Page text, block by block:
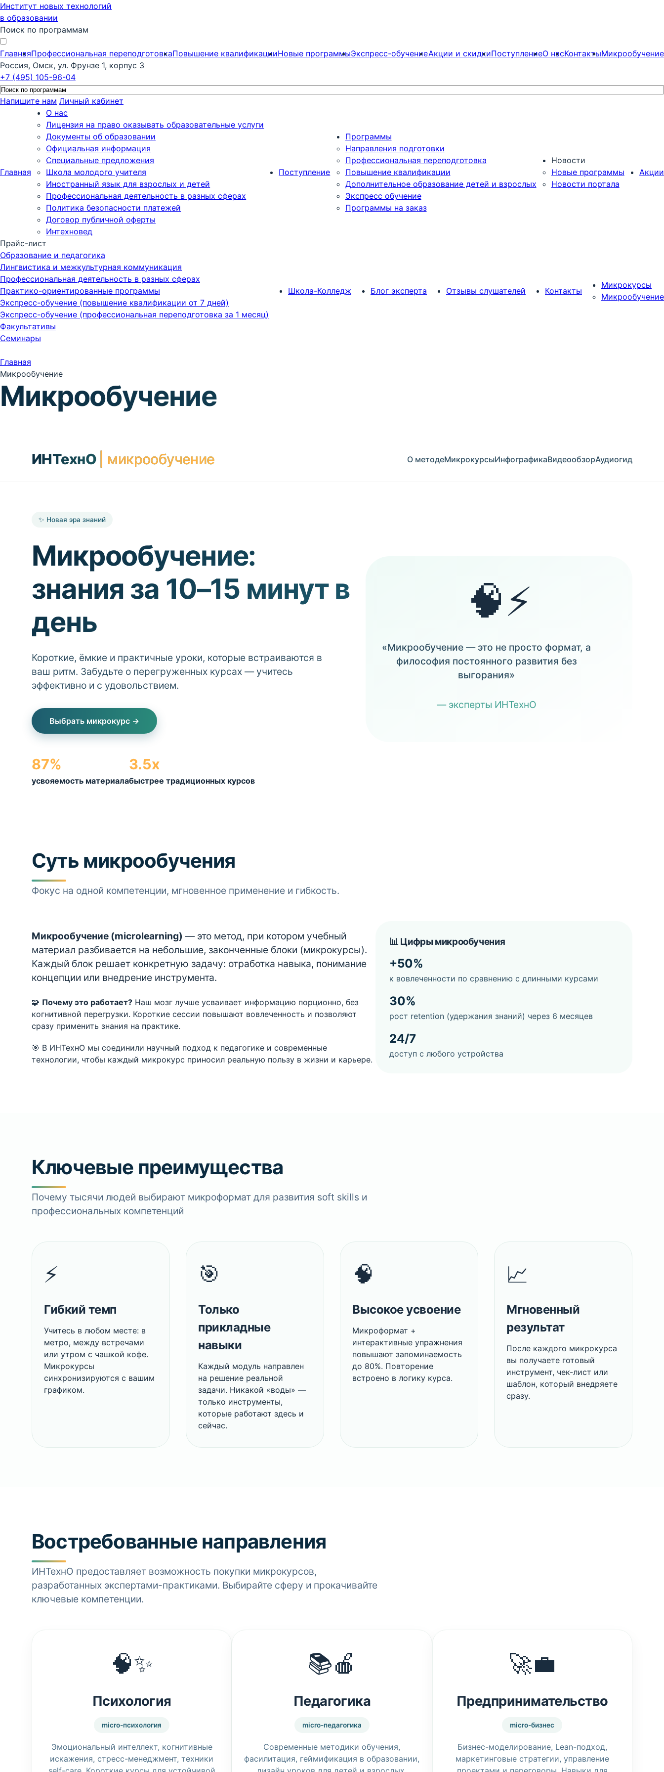
Институт новых технологий
в образовании
Поиск по программам
ГлавнаяПрофессиональная переподготовкаПовышение квалификацииНовые программыЭкспресс-обучениеАкции и скидкиПоступлениеО насКонтактыМикрообучение
Россия, Омск, ул. Фрунзе 1, корпус 3
+7 (495) 105-96-04
Напишите нам Личный кабинет
Главная
О нас
Лицензия на право оказывать образовательные услуги
Документы об образовании
Официальная информация
Специальные предложения
Школа молодого учителя
Иностранный язык для взрослых и детей
Профессиональная деятельность в разных сферах
Политика безопасности платежей
Договор публичной оферты
Интехновед
Поступление
Программы
Направления подготовки
Профессиональная переподготовка
Повышение квалификации
Дополнительное образование детей и взрослых
Экспресс обучение
Программы на заказ
Новости
Новые программы
Новости портала
Акции
Прайс-лист
Образование и педагогика
Лингвистика и межкультурная коммуникация
Профессиональная деятельность в разных сферах
Практико-ориентированные программы
Экспресс-обучение (повышение квалификации от 7 дней)
Экспресс-обучение (профессиональная переподготовка за 1 месяц)
Факультативы
Семинары
Школа-Колледж Блог эксперта Отзывы слушателей Контакты
Микрокурсы
Микрообучение
Главная
Микрообучение
Микрообучение
ИНТехнО | микрообучение О методеМикрокурсыИнфографикаВидеообзорАудиогид
✨ Новая эра знаний
Микрообучение:
знания за 10–15 минут в
день
Короткие, ёмкие и практичные уроки, которые встраиваются в
ваш ритм. Забудьте о перегруженных курсах — учитесь
эффективно и с удовольствием.
Выбрать микрокурс →
87%
усвояемость материала
3.5x
быстрее традиционных курсов
🧠⚡
«Микрообучение — это не просто формат, а
философия постоянного развития без
выгорания»
— эксперты ИНТехнО
Суть микрообучения
Фокус на одной компетенции, мгновенное применение и гибкость.
Микрообучение (microlearning) — это метод, при котором учебный
материал разбивается на небольшие, законченные блоки (микрокурсы).
Каждый блок решает конкретную задачу: отработка навыка, понимание
концепции или внедрение инструмента.
🧩 Почему это работает? Наш мозг лучше усваивает информацию порционно, без
когнитивной перегрузки. Короткие сессии повышают вовлеченность и позволяют
сразу применить знания на практике.
🎯 В ИНТехнО мы соединили научный подход к педагогике и современные
технологии, чтобы каждый микрокурс приносил реальную пользу в жизни и карьере.
📊 Цифры микрообучения
+50%
к вовлеченности по сравнению с длинными курсами
30%
рост retention (удержания знаний) через 6 месяцев
24/7
доступ с любого устройства
Ключевые преимущества
Почему тысячи людей выбирают микроформат для развития soft skills и
профессиональных компетенций
⚡
Гибкий темп
Учитесь в любом месте: в
метро, между встречами
или утром с чашкой кофе.
Микрокурсы
синхронизируются с вашим
графиком.
🎯
Только
прикладные
навыки
Каждый модуль направлен
на решение реальной
задачи. Никакой «воды» —
только инструменты,
которые работают здесь и
сейчас.
🧠
Высокое усвоение
Микроформат +
интерактивные упражнения
повышают запоминаемость
до 80%. Повторение
встроено в логику курса.
📈
Мгновенный
результат
После каждого микрокурса
вы получаете готовый
инструмент, чек-лист или
шаблон, который внедряете
сразу.
Вострeбованные направления
ИНТехнО предоставляет возможность покупки микрокурсов,
разработанных экспертами-практиками. Выбирайте сферу и прокачивайте
ключевые компетенции.
🧠✨
Психология
micro-психология
Эмоциональный интеллект, когнитивные
искажения, стресс-менеджмент, техники
📚🍎
Педагогика
micro-педагогика
Современные методики обучения,
фасилитация, геймификация в образовании,
🚀💼
Предпринимательство
micro-бизнес
Бизнес-моделирование, Lean-подход,
маркетинговые стратегии, управление